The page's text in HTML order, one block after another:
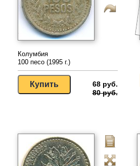
Колумбия
100 песо (1995 г.)
68 руб.
80 руб.